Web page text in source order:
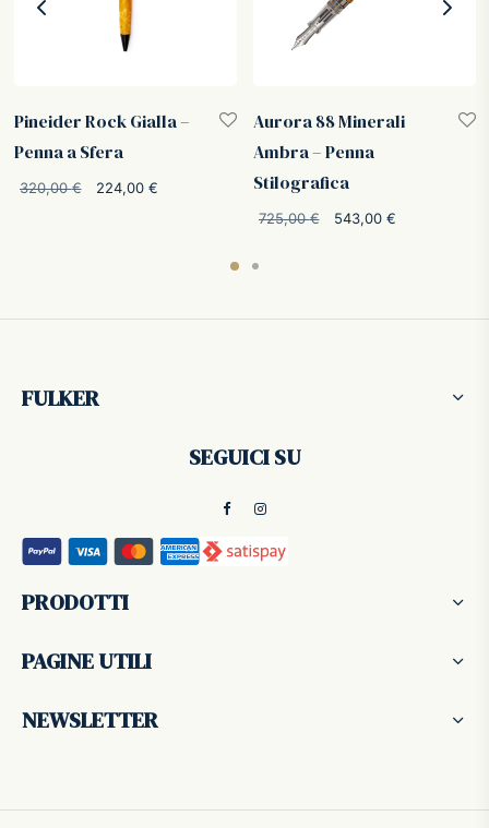
Pineider Rock Gialla –
Penna a Sfera
320,00€
Il prezzo
224,00 €
Aurora 88 Minerali
Ambra – Penna
Stilografica
725,00€
Il prezzo
543,00 €
FULKER
SEGUICI SU
PRODOTTI
PAGINE UTILI
NEWSLETTER